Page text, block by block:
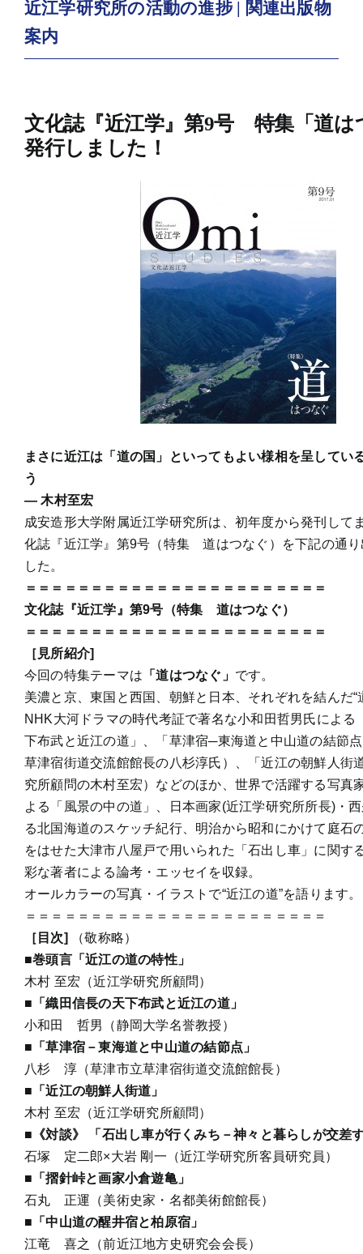
近江学研究所の活動の進捗 | 関連出版物
案内
文化誌『近江学』第9号 特集「道は
発行しました！
まさに近江は「道の国」といってもよい様相を呈してい
う
― 木村至宏
成安造形大学附属近江学研究所は、初年度から発刊して
化誌『近江学』第9号（特集 道はつなぐ）を下記の通り
した。
＝＝＝＝＝＝＝＝＝＝＝＝＝＝＝＝＝＝＝＝＝＝＝
文化誌『近江学』第9号（特集 道はつなぐ）
＝＝＝＝＝＝＝＝＝＝＝＝＝＝＝＝＝＝＝＝＝＝＝
［見所紹介]
今回の特集テーマは 「道はつなぐ」 です。
美濃と京、東国と西国、朝鮮と日本、それぞれを結んだ“
NHK大河ドラマの時代考証で著名な小和田哲男氏による
下布武と近江の道」、「草津宿─東海道と中山道の結節
草津宿街道交流館館長の八杉淳氏）、「近江の朝鮮人街
究所顧問の木村至宏）などのほか、世界で活躍する写真
よる「風景の中の道」、日本画家(近江学研究所所長)・
る北国海道のスケッチ紀行、明治から昭和にかけて庭石
をはせた大津市八屋戸で用いられた「石出し車」に関す
彩な著者による論考・エッセイを収録。
オールカラーの写真・イラストで“近江の道”を語ります。
＝＝＝＝＝＝＝＝＝＝＝＝＝＝＝＝＝＝＝＝＝＝＝
［目次]
（敬称略）
■巻頭言「近江の道の特性」
木村 至宏（近江学研究所顧問）
■「織田信長の天下布武と近江の道」
小和田 哲男（静岡大学名誉教授）
■「草津宿－東海道と中山道の結節点」
八杉 淳（草津市立草津宿街道交流館館長）
■「近江の朝鮮人街道」
木村 至宏（近江学研究所顧問）
■《対談》 「石出し車が行くみち－神々と暮らしが交
石塚 定二郎×大岩 剛一（近江学研究所客員研究員）
■「摺針峠と画家小倉遊亀」
石丸 正運（美術史家・名都美術館館長）
■「中山道の醒井宿と柏原宿」
江竜 喜之（前近江地方史研究会会長）